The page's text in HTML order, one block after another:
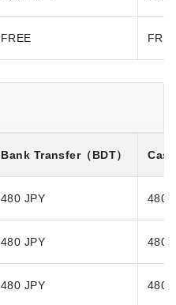
FREE
Bank Transfer（BDT）
480 JPY 480
480 JPY 480
480 JPY 480